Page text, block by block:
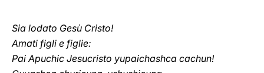
Sia lodato Gesù Cristo!
Amati figli e figlie:
Pai Apuchic Jesucristo yupaichashca cachun!